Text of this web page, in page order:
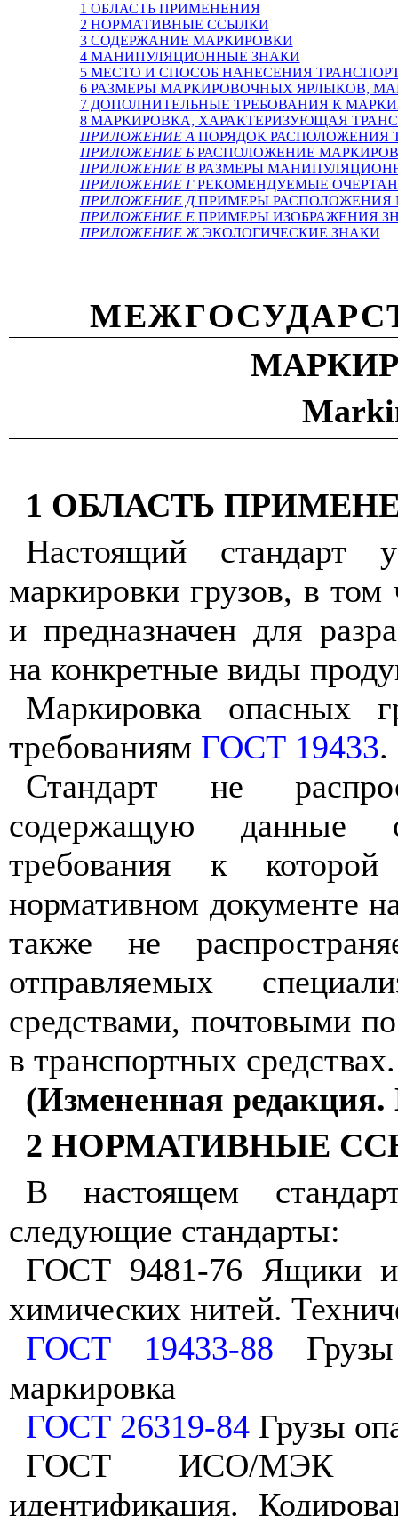
1 ОБЛАСТЬ ПРИМЕНЕНИЯ
2 НОРМАТИВНЫЕ ССЫЛКИ
3 СОДЕРЖАНИЕ МАРКИРОВКИ
4 МАНИПУЛЯЦИОННЫЕ ЗНАКИ
5 МЕСТО И СПОСОБ НАНЕСЕНИЯ
6 РАЗМЕРЫ МАРКИРОВОЧНЫХ ЯРЛЫКОВ,
7 ДОПОЛНИТЕЛЬНЫЕ ТРЕБОВАНИЯ К
8 МАРКИРОВКА, ХАРАКТЕРИЗУЮЩАЯ
ПРИЛОЖЕНИЕ А ПОРЯДОК РАСПОЛОЖЕНИЯ
ПРИЛОЖЕНИЕ Б РАСПОЛОЖЕНИЕ
ПРИЛОЖЕНИЕ В РАЗМЕРЫ
ПРИЛОЖЕНИЕ Г РЕКОМЕНДУЕМЫЕ
ПРИЛОЖЕНИЕ Д ПРИМЕРЫ РАСПОЛОЖЕНИЯ
ПРИЛОЖЕНИЕ Е ПРИМЕРЫ ИЗОБРАЖЕНИЯ
ПРИЛОЖЕНИЕ Ж ЭКОЛОГИЧЕСКИЕ ЗНАКИ
1 ОБЛАСТЬ
Настоящий стандарт
маркировки грузов, в том
и предназначен для
на конкретные виды
Маркировка опасных
требованиям ГОСТ 19433.
Стандарт не
содержащую данные
требования к
нормативном документе
также не
отправляемых
средствами, почтовыми
в транспортных средствах.
(Измененная
2 НОРМАТИВНЫЕ
В настоящем
следующие стандарты:
ГОСТ 9481-76 Ящики
химических нитей.
ГОСТ 19433-88
маркировка
ГОСТ 26319-84Грузы
ГОСТ ИСО/МЭК
идентификация.